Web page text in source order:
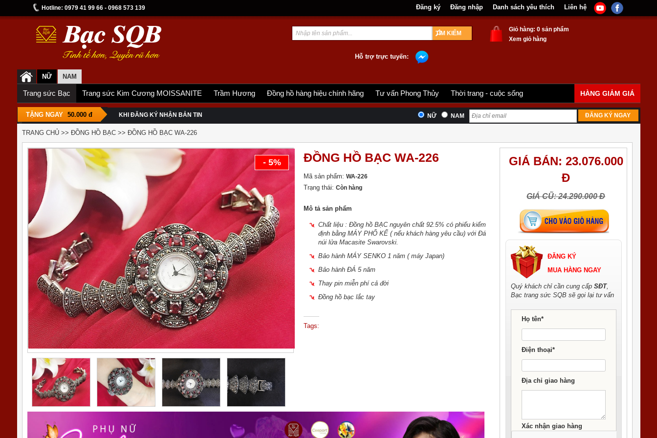
Hotline: 0979 41 99 66 - 0968 573 139 Liên hệ
Danh sách yêu thích
Đăng nhập
Đăng ký
Hỗ trợ trực tuyến:
Giỏ hàng: 0 sản phẩm
Xem giỏ hàng
Trang sức Bạc Trang sức Kim Cương MOISSANITE Trầm Hương Đồng hồ hàng hiệu chính hãng Tư vấn Phong Thủy Thời trang - cuộc sống HÀNG GIẢM GIÁ
NỮ NAM
TẶNG NGAY 50.000 đ KHI ĐĂNG KÝ NHẬN BẢN TIN NỮ NAM ĐĂNG KÝ NGAY
TRANG CHỦ>> ĐỒNG HỒ BẠC>> ĐỒNG HỒ BẠC WA-226
- 5% ĐỒNG HỒ BẠC WA-226
Mã sản phẩm:WA-226
Trạng thái:Còn hàng
Mô tả sản phẩm
Chất liệu : Đồng hồ BẠC nguyên chất 92.5% có phiếu kiểm
định bằng MÁY PHỔ KẾ ( nếu khách hàng yêu cầu) với Đá
núi lửa Macasite Swarovski.
Bảo hành MÁY SENKO 1 năm ( máy Japan)
Bảo hành ĐÁ 5 năm
Thay pin miễn phí cả đời
Đồng hồ bạc lắc tay
Tags:
GIÁ BÁN: 23.076.000
Đ
GIÁ CŨ: 24.290.000 Đ
ĐĂNG KÝ
MUA HÀNG NGAY
Quý khách chỉ cần cung cấp SĐT,
Bạc trang sức SQB sẽ gọi lại tư vấn
Họ tên*
Điện thoại*
Địa chỉ giao hàng
Xác nhận giao hàng